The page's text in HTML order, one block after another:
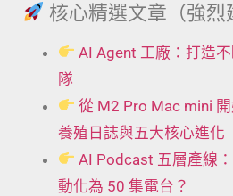
核心精選文章（強烈
AI Agent 工廠：打造
隊
從 M2 Pro Mac mini
養殖日誌與五大核心進化
AI Podcast 五層產線
動化為 50 集電台？